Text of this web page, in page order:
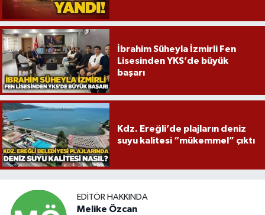
İbrahim Süheyla İzmirli Fen
Lisesinden YKS’de büyük
başarı
Kdz. Ereğli’de plajların deniz
suyu kalitesi “mükemmel” çıktı
EDITÖR HAKKINDA
Melike Özcan